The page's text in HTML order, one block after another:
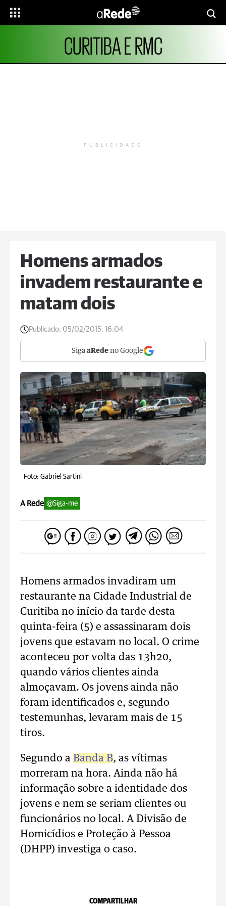
CURITIBA E RMC
PUBLICIDADE
Homens armados
invadem restaurante e
matam dois
Publicado: 05/02/2015, 16:04
Siga aRede no Google
- Foto: Gabriel Sartini
A Rede @Siga-me
Homens armados invadiram um
restaurante na Cidade Industrial de
Curitiba no início da tarde desta
quinta-feira (5) e assassinaram dois
jovens que estavam no local. O crime
aconteceu por volta das 13h20,
quando vários clientes ainda
almoçavam. Os jovens ainda não
foram identificados e, segundo
testemunhas, levaram mais de 15
tiros.
Segundo a Banda B, as vítimas
morreram na hora. Ainda não há
informação sobre a identidade dos
jovens e nem se seriam clientes ou
funcionários no local. A Divisão de
Homicídios e Proteção à Pessoa
(DHPP) investiga o caso.
COMPARTILHAR